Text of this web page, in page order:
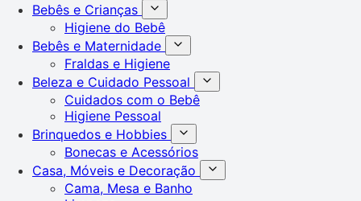
Bebês e Crianças
Higiene do Bebê
Bebês e Maternidade
Fraldas e Higiene
Beleza e Cuidado Pessoal
Cuidados com o Bebê
Higiene Pessoal
Brinquedos e Hobbies
Bonecas e Acessórios
Casa, Móveis e Decoração
Cama, Mesa e Banho